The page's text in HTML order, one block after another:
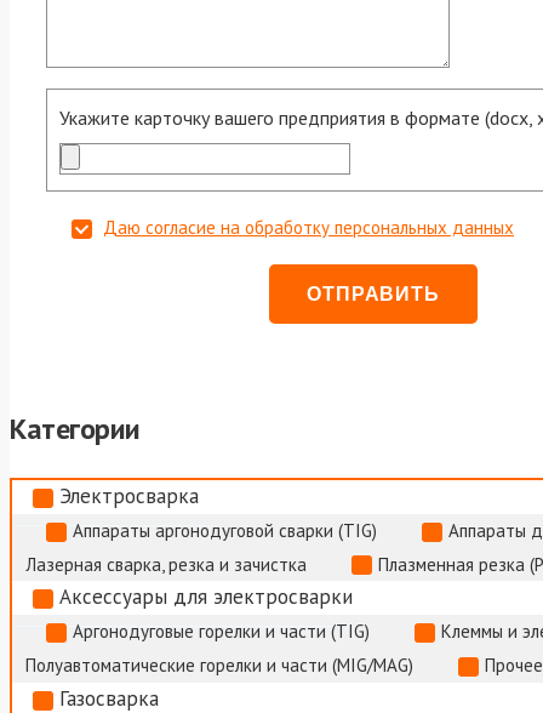
Укажите карточку вашего предприятия в формате (docx,
Даю согласие на обработку персональных данных
Категории
Электросварка
Аппараты аргонодуговой сварки (TIG)
Аппараты
Лазерная сварка, резка и зачистка
Плазменная резка
Аксессуары для электросварки
Аргонодуговые горелки и части (TIG)
Клеммы и
Полуавтоматические горелки и части (MIG/MAG)
Газосварка